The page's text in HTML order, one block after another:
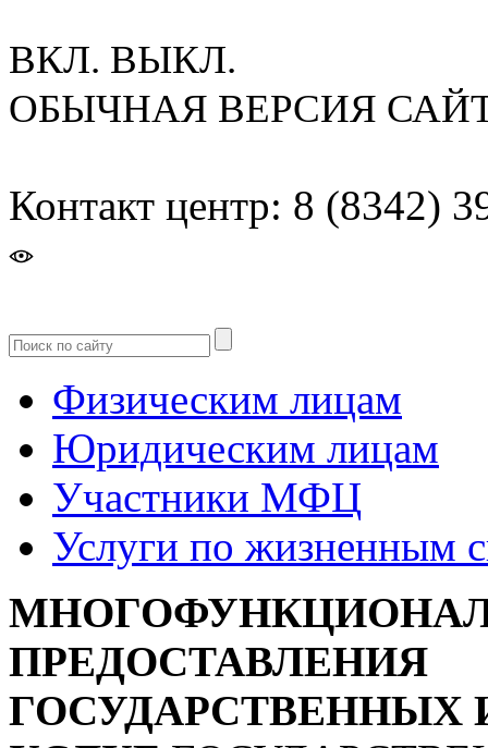
ВКЛ. ВЫКЛ.
ОБЫЧНАЯ ВЕРСИЯ
Контакт центр: 8 (8342)
Физическим лицам
Юридическим лицам
Участники МФЦ
Услуги по жизненным
ПРЕДОСТАВЛЕНИЯ